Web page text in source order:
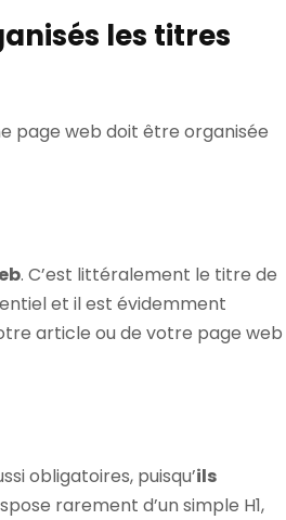
les titres
page web doit être organisée
. C’est littéralement le titre de
et il est évidemment
article ou de votre page web
obligatoires, puisqu’ils
rarement d’un simple H1,